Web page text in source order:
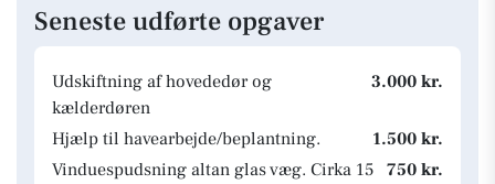
Seneste udførte opgaver
Udskiftning af hovededør og
kælderdøren
3.000 kr.
Hjælp til havearbejde/beplantning.
1.500 kr.
Vinduespudsning altan glas væg. Cirka 15 750 kr.